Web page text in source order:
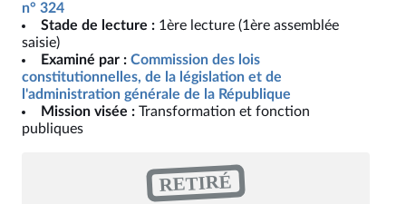
n° 324
Stade de lecture : 1ère lecture (1ère assemblée
saisie)
Examiné par : Commission des lois
constitutionnelles, de la législation et de
l'administration générale de la République
Mission visée : Transformation et fonction
publiques
RETIRÉ